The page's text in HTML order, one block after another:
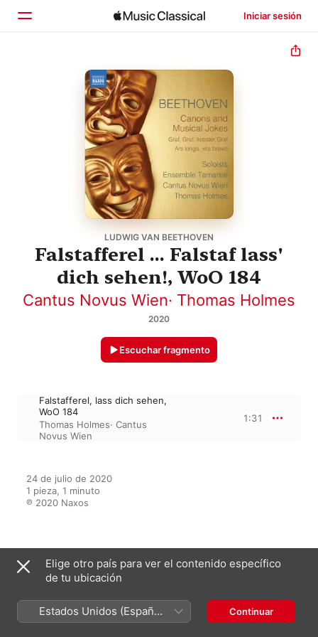
Iniciar sesión
Explorar
LUDWIG VAN BEETHOVEN
Falstafferel ... Falstaf lass'
dich sehen!, WoO 184
Cantus Novus Wien· Thomas Holmes
2020
Escuchar fragmento
Falstafferel, lass dich sehen,
WoO 184
Thomas Holmes· Cantus
Novus Wien
1:31
24 de julio de 2020
1 pieza, 1 minuto
℗ 2020 Naxos
Del álbum
Beethoven: Canons & Musical
Jokes
Elige otro país para ver el contenido específico
de tu ubicación
Estados Unidos (Español
México)
Continuar